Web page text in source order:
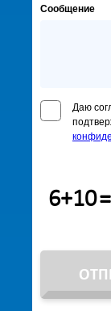
Сообщение
Даю
6+10=